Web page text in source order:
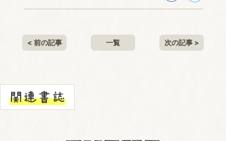
< 前の記事 一覧 次の記事 >